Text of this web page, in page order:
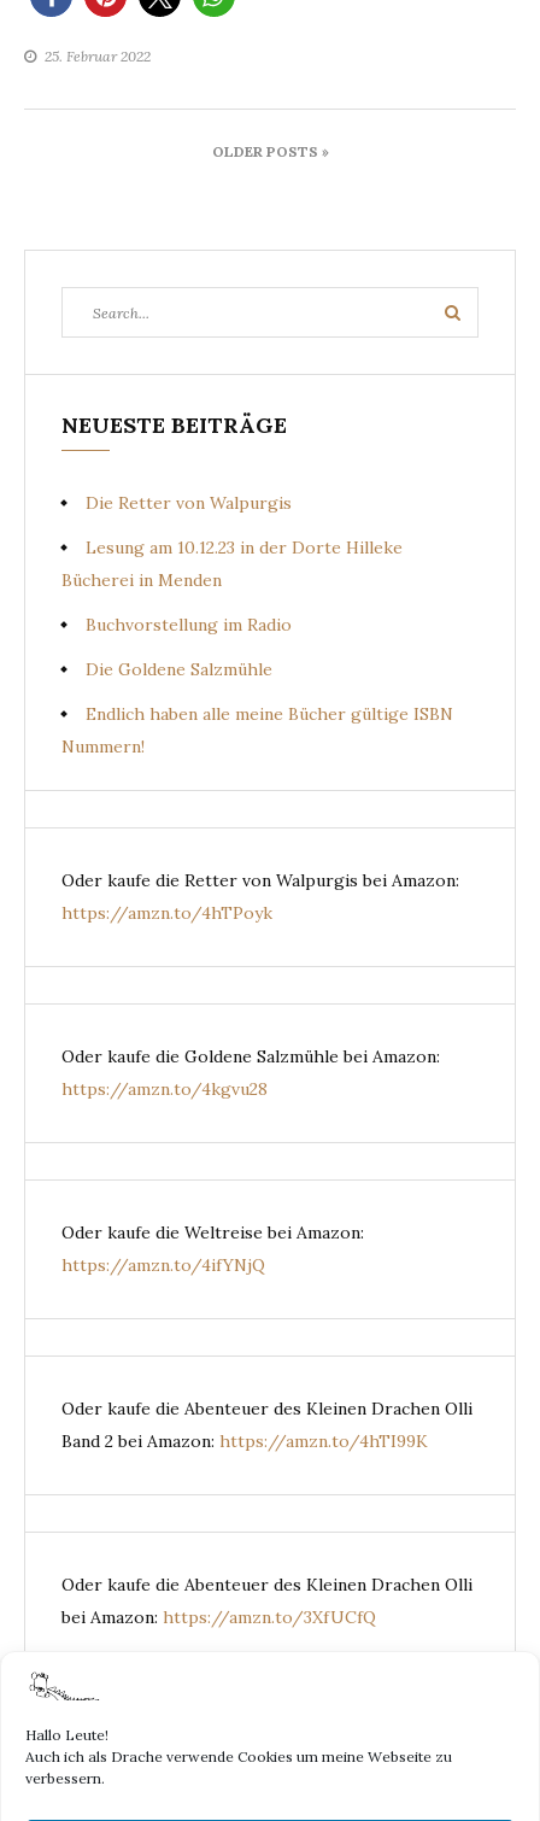
Hallo Leute!
Auch ich als Drache verwende Cookies um meine Webseite zu
verbessern.
25. Februar 2022
Beitragsnavigation
OLDER POSTS »
for:
Search
NEUESTE BEITRÄGE
Die Retter von Walpurgis
Lesung am 10.12.23 in der Dorte Hilleke
Bücherei in Menden
Buchvorstellung im Radio
Die Goldene Salzmühle
Endlich haben alle meine Bücher gültige ISBN
Nummern!
Oder kaufe die Retter von Walpurgis bei Amazon:
https://amzn.to/4hTPoyk
Oder kaufe die Goldene Salzmühle bei Amazon:
https://amzn.to/4kgvu28
Oder kaufe die Weltreise bei Amazon:
https://amzn.to/4ifYNjQ
Oder kaufe die Abenteuer des Kleinen Drachen Olli
Band 2 bei Amazon: https://amzn.to/4hTI99K
Oder kaufe die Abenteuer des Kleinen Drachen Olli
bei Amazon: https://amzn.to/3XfUCfQ
DER KLEINE